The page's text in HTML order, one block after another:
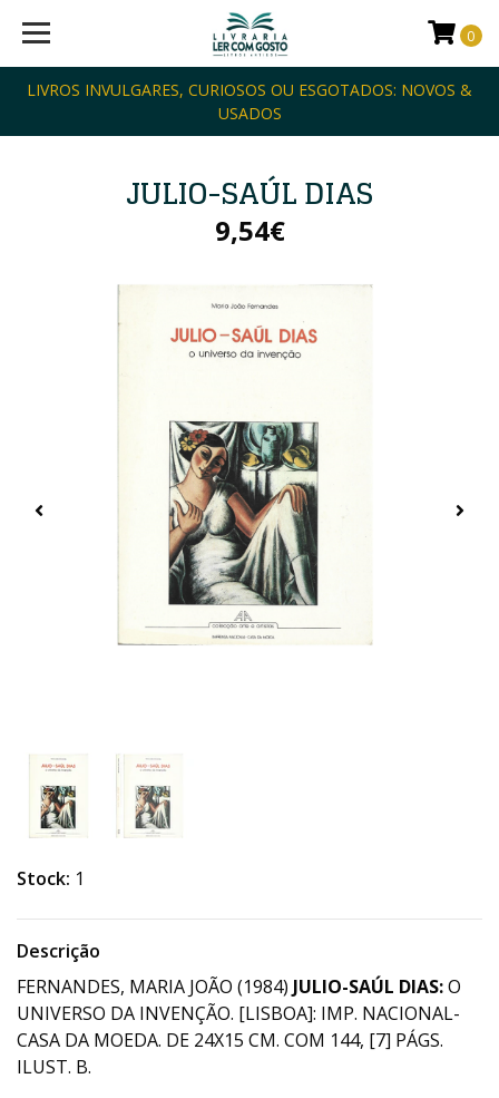
LIVROS INVULGARES, CURIOSOS OU ESGOTADOS: NOVOS &
USADOS
0
JULIO-SAÚL DIAS
9,54€
Stock: 1
Descrição
FERNANDES, MARIA JOÃO (1984) JULIO-SAÚL DIAS:O
UNIVERSO DA INVENÇÃO. [LISBOA]: IMP. NACIONAL-
CASA DA MOEDA. DE 24X15 CM. COM 144, [7] PÁGS.
ILUST. B.